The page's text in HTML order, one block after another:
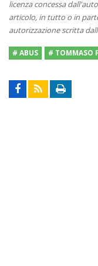
licenza concessa
articolo, in tutto o in
autorizzazione scritta
# ABUS # TOMMASO